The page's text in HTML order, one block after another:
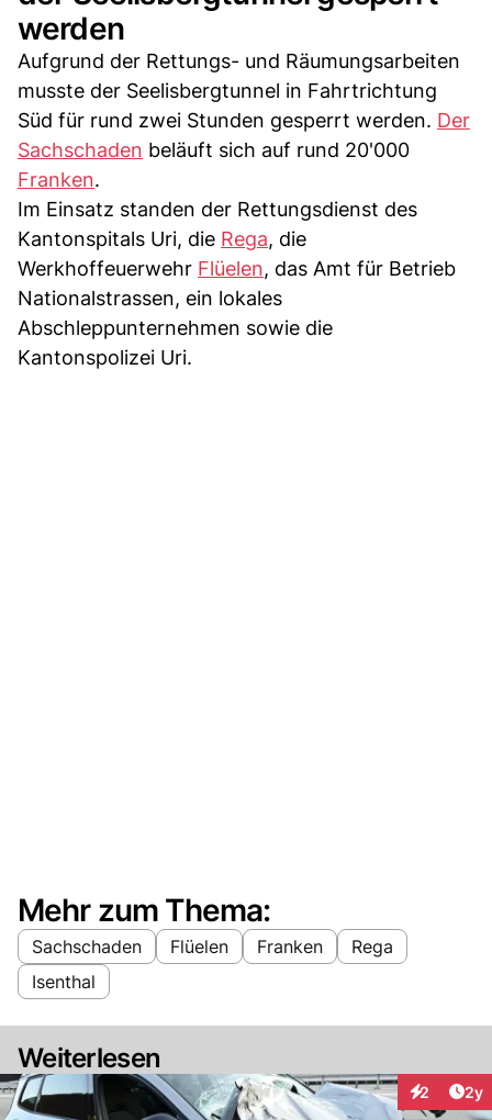
werden
Aufgrund der Rettungs- und Räumungsarbeiten
musste der Seelisbergtunnel in Fahrtrichtung
Süd für rund zwei Stunden gesperrt werden. Der
Sachschaden beläuft sich auf rund 20'000
Franken.
Im Einsatz standen der Rettungsdienst des
Kantonspitals Uri, die Rega, die
Werkhoffeuerwehr Flüelen, das Amt für Betrieb
Nationalstrassen, ein lokales
Abschleppunternehmen sowie die
Kantonspolizei Uri.
Mehr zum Thema:
Sachschaden Flüelen Franken
Rega
Isenthal
Weiterlesen
2 2y